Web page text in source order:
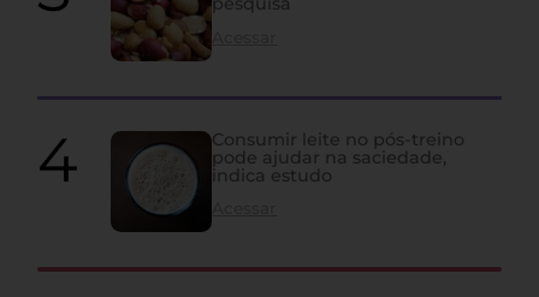
Consumir leite no pós-treino
pode ajudar na saciedade,
indica estudo